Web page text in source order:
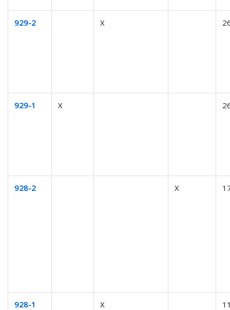
929-2 X
929-1 X
928-2 X
928-1 X